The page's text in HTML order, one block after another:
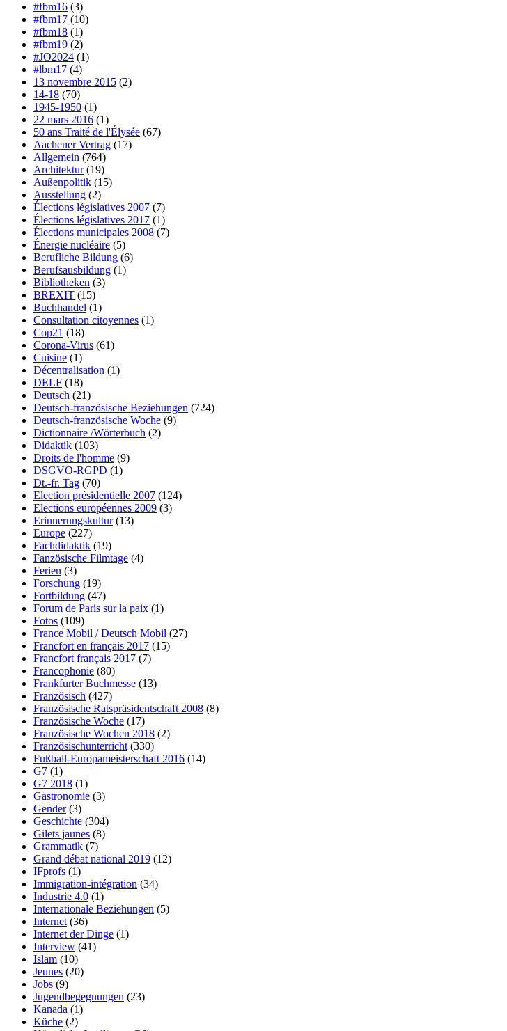
#fbm16 (3)
#fbm17 (10)
#fbm18 (1)
#fbm19 (2)
#JO2024 (1)
#lbm17 (4)
13 novembre 2015 (2)
14-18 (70)
1945-1950 (1)
22 mars 2016 (1)
50 ans Traité de l'Élysée (67)
Aachener Vertrag (17)
Allgemein (764)
Architektur(19)
Außenpolitik (15)
Ausstellung (2)
Élections législatives 2007 (7)
Élections législatives 2017 (1)
Élections municipales 2008 (7)
Énergie nucléaire (5)
Berufliche Bildung (6)
Berufsausbildung (1)
Bibliotheken (3)
BREXIT (15)
Buchhandel (1)
Consultation citoyennes (1)
Cop21 (18)
Corona-Virus (61)
Cuisine (1)
Décentralisation (1)
DELF (18)
Deutsch (21)
Deutsch-französische Beziehungen (724)
Deutsch-französische Woche (9)
Dictionnaire /Wörterbuch (2)
Didaktik (103)
Droits de l'homme (9)
DSGVO-RGPD (1)
Dt.-fr. Tag (70)
Election présidentielle 2007 (124)
Elections européennes 2009 (3)
Erinnerungskultur(13)
Europe (227)
Fachdidaktik (19)
Fanzösische Filmtage (4)
Ferien (3)
Forschung (19)
Fortbildung (47)
Forum de Paris sur la paix (1)
Fotos (109)
France Mobil / Deutsch Mobil (27)
Francfort en français 2017 (15)
Francfort français 2017 (7)
Francophonie (80)
Frankfurter Buchmesse (13)
Französisch (427)
Französische Ratspräsidentschaft 2008 (8)
Französische Woche (17)
Französische Wochen 2018 (2)
Französischunterricht (330)
Fußball-Europameisterschaft 2016 (14)
G7 (1)
G7 2018 (1)
Gastronomie (3)
Gender(3)
Geschichte (304)
Gilets jaunes (8)
Grammatik (7)
Grand débat national 2019 (12)
IFprofs (1)
Immigration-intégration (34)
Industrie 4.0 (1)
Internationale Beziehungen (5)
Internet (36)
Internet der Dinge (1)
Interview (41)
Islam (10)
Jeunes (20)
Jobs (9)
Jugendbegegnungen (23)
Kanada (1)
Küche (2)